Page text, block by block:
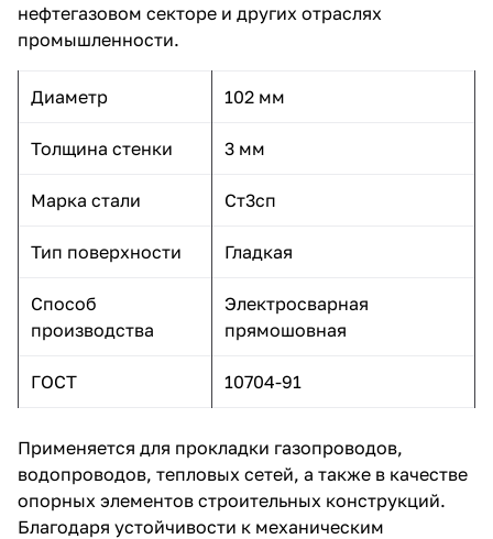
нефтегазовом секторе и других отраслях
промышленности.
Диаметр 102 мм
Толщина стенки 3 мм
Марка стали Ст3сп
Тип поверхности Гладкая
Способ
производства
Электросварная
прямошовная
ГОСТ 10704-91
Применяется для прокладки газопроводов,
водопроводов, тепловых сетей, а также в качестве
опорных элементов строительных конструкций.
Благодаря устойчивости к механическим